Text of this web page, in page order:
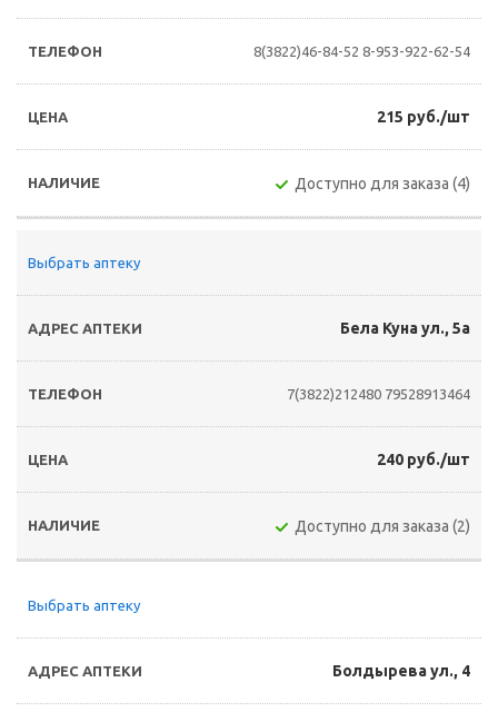
8(3822)46-84-52 8-953-922-62-54
215 руб./шт
Доступно для заказа (4)
Выбрать аптеку
Бела Куна ул., 5а
7(3822)212480 79528913464
240 руб./шт
Доступно для заказа (2)
Выбрать аптеку
Болдырева ул., 4